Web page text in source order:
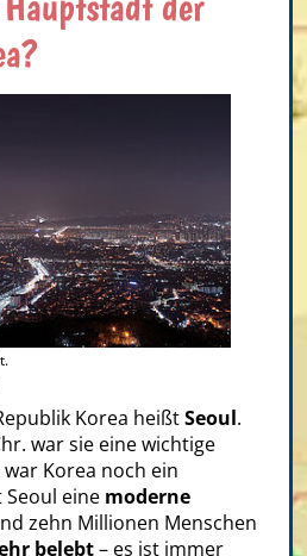
Korea heißtSeoul.
war sie eine wichtige
Korea noch ein
eine moderne
zehn Millionen Menschen
belebt– es ist immer